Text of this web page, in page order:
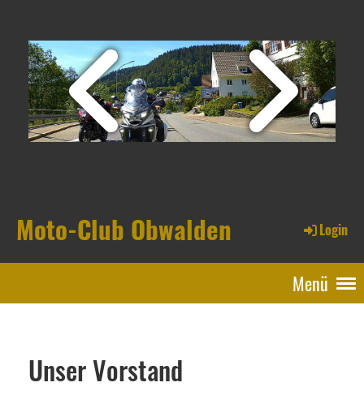
Moto-Club Obwalden Login
Menü
Unser Vorstand